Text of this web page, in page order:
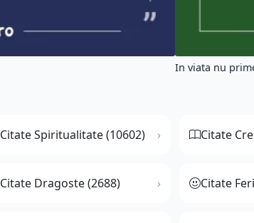
In viata nu
Citate Spiritualitate (10602) Citate
Citate Dragoste (2688) Citate